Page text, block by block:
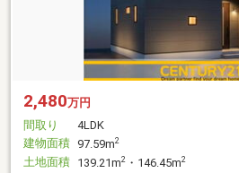
2,480万円
間取り
4LDK
建物面積 97.59m2
土地面積 139.21m2 ・146.45m2